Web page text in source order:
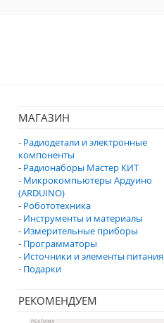
МАГАЗИН
- Радиодетали и электронные
компоненты
- Радионаборы Мастер КИТ
- Микрокомпьютеры Ардуино
(ARDUINO)
- Робототехника
- Инструменты и материалы
- Измерительные приборы
- Программаторы
- Источники и элементы питания
- Подарки
РЕКОМЕНДУЕМ